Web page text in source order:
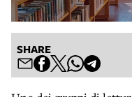
SHARE